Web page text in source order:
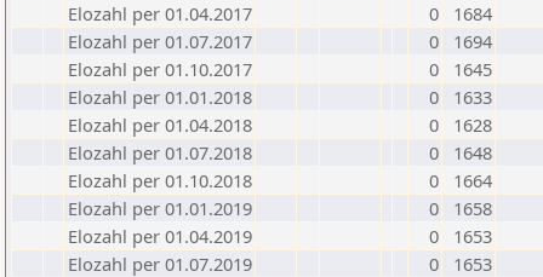
Elozahl per 01.04.2017
0
1684
Elozahl per 01.07.2017
0
1694
Elozahl per 01.10.2017
0
1645
Elozahl per 01.01.2018
0
1633
Elozahl per 01.04.2018
0
1628
Elozahl per 01.07.2018
0
1648
Elozahl per 01.10.2018
0
1664
Elozahl per 01.01.2019
0
1658
Elozahl per 01.04.2019
0
1653
Elozahl per 01.07.2019
0
1653